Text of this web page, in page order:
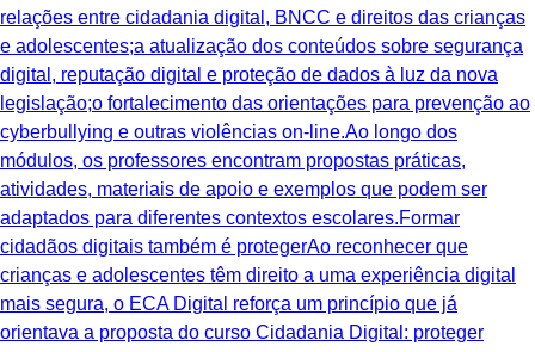
relações entre cidadania digital, BNCC e direitos das crianças
e adolescentes;a atualização dos conteúdos sobre segurança
digital, reputação digital e proteção de dados à luz da nova
legislação;o fortalecimento das orientações para prevenção ao
cyberbullying e outras violências on-line.Ao longo dos
módulos, os professores encontram propostas práticas,
atividades, materiais de apoio e exemplos que podem ser
adaptados para diferentes contextos escolares.Formar
cidadãos digitais também é protegerAo reconhecer que
crianças e adolescentes têm direito a uma experiência digital
mais segura, o ECA Digital reforça um princípio que já
orientava a proposta do curso Cidadania Digital: proteger